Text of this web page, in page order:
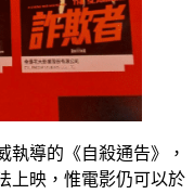
執導的《自殺通告》，
上映，惟電影仍可以於